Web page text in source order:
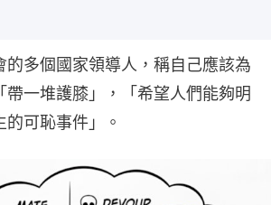
的多個國家領導人，稱自己應該為
帶一堆護膝」，「希望人們能夠明
可恥事件」。